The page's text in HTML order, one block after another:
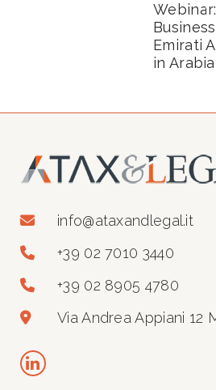
Emirati
in
info@ataxandlegal.it
+39 02 7010 3440
+39 02 8905 4780
Via Andrea Appiani 12